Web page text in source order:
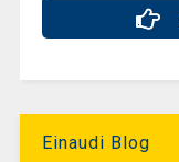
Einaudi Blog